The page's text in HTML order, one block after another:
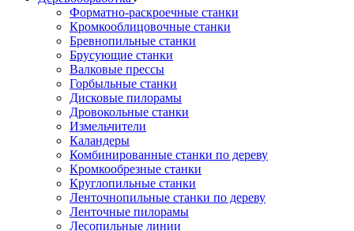
Форматно-раскроечные станки
Кромкооблицовочные станки
Бревнопильные станки
Брусующие станки
Валковые прессы
Горбыльные станки
Дисковые пилорамы
Дровокольные станки
Измельчители
Каландеры
Комбинированные станки по дереву
Кромкообрезные станки
Круглопильные станки
Ленточнопильные станки по дереву
Ленточные пилорамы
Лесопильные линии